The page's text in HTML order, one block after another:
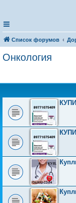
Список форумов
Онкология